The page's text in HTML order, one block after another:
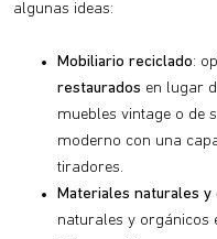
algunas ideas:
Mobiliario reciclado:
restaurados en lugar
muebles vintage o de
moderno con una
tiradores.
Materiales naturales y
naturales y orgánicos